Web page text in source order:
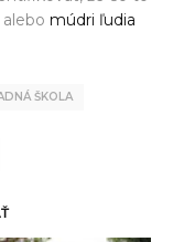
alebo múdri ľudia
ŠKOLA